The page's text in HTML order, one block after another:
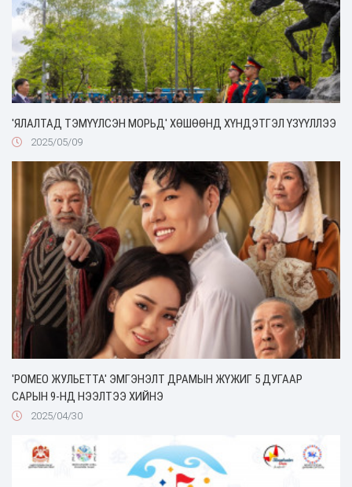
'ЯЛАЛТАД ТЭМҮҮЛСЭН МОРЬД' ХӨШӨӨНД ХҮНДЭТГЭЛ ҮЗҮҮЛЛЭЭ
2025/05/09
'РОМЕО ЖУЛЬЕТТА' ЭМГЭНЭЛТ ДРАМЫН ЖҮЖИГ 5 ДУГААР
САРЫН 9-НД НЭЭЛТЭЭ ХИЙНЭ
2025/04/30